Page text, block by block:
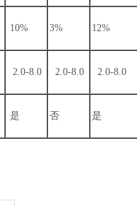
10% 3% 12%
2.0-8.0 2.0-8.0 2.0-8.0
是 否 是